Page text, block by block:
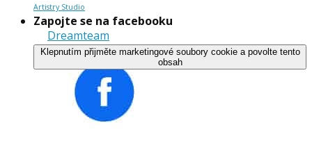
Artistry Studio
Zapojte se na facebooku
Dreamteam
Klepnutím přijměte marketingové soubory cookie a povolte tento
obsah